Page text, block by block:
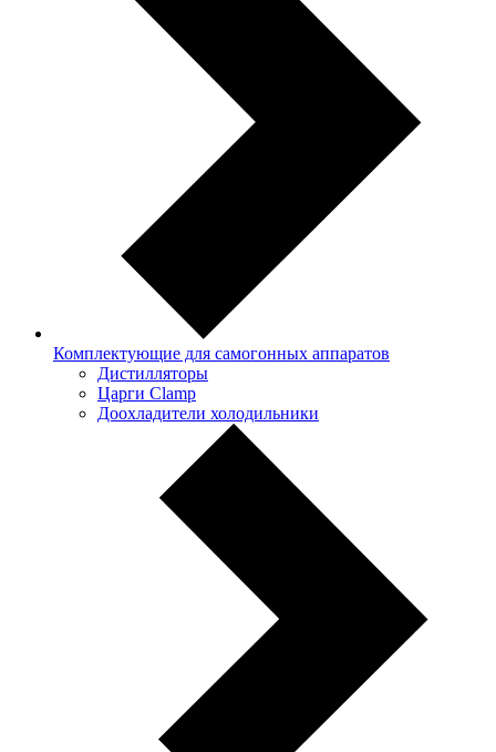
Комплектующие для самогонных аппаратов
Дистилляторы
Царги Clamp
Доохладители холодильники